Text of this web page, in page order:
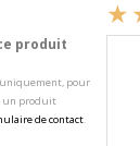
produit
pour
un produit
de contact.